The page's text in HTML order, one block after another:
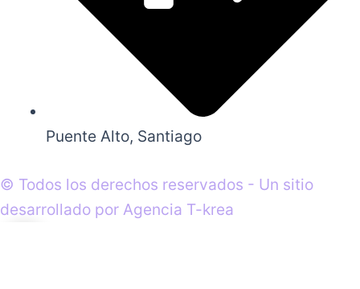
Puente Alto, Santiago
© Todos los derechos reservados - Un sitio
desarrollado por Agencia T-krea